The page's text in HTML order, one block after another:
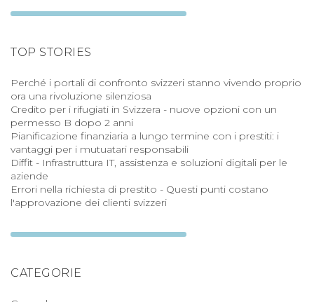
TOP STORIES
Perché i portali di confronto svizzeri stanno vivendo proprio
ora una rivoluzione silenziosa
Credito per i rifugiati in Svizzera - nuove opzioni con un
permesso B dopo 2 anni
Pianificazione finanziaria a lungo termine con i prestiti: i
vantaggi per i mutuatari responsabili
Diffit - Infrastruttura IT, assistenza e soluzioni digitali per le
aziende
Errori nella richiesta di prestito - Questi punti costano
l'approvazione dei clienti svizzeri
CATEGORIE